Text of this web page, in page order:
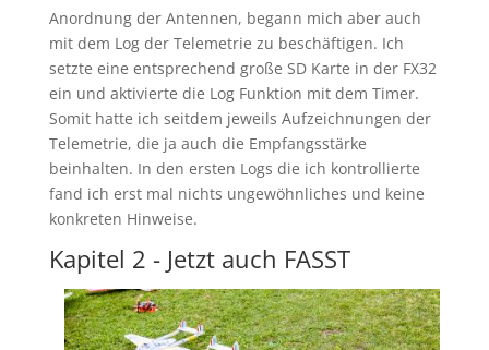
Anordnung der Antennen, begann mich aber auch
mit dem Log der Telemetrie zu beschäftigen. Ich
setzte eine entsprechend große SD Karte in der FX32
ein und aktivierte die Log Funktion mit dem Timer.
Somit hatte ich seitdem jeweils Aufzeichnungen der
Telemetrie, die ja auch die Empfangsstärke
beinhalten. In den ersten Logs die ich kontrollierte
fand ich erst mal nichts ungewöhnliches und keine
konkreten Hinweise.
Kapitel 2 - Jetzt auch FASST